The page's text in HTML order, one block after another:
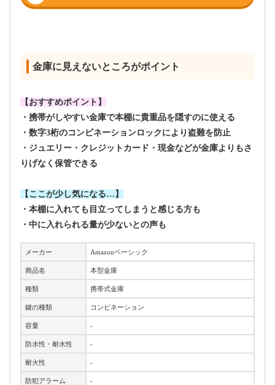
金庫に見えないところがポイント
【おすすめポイント】
・携帯がしやすい金庫で本棚に貴重品を隠すのに使える
・数字3桁のコンビネーションロックにより盗難を防止
・ジュエリー・クレジットカード・現金などが金庫よりもさ
りげなく保管できる
【ここが少し気になる…】
・本棚に入れても目立ってしまうと感じる方も
・中に入れられる量が少ないとの声も
メーカー Amazonベーシック
商品名 本型金庫
種類 携帯式金庫
鍵の種類 コンビネーション
容量 -
防水性・耐水性 -
耐火性 -
防犯アラーム -